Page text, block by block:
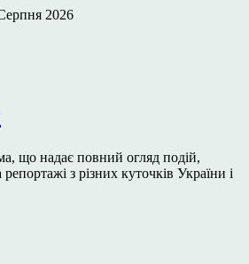
2026
що надає повний огляд подій,
репортажі з різних куточків України і